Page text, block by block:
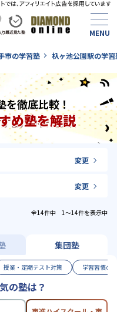
市の学習塾 杁ヶ池公園駅の学習
を徹底比較！
め塾を解説
変更
変更
全14件中 1〜14件を表示中
集団塾
授業・定期テスト対策 学習習慣の
の塾は？